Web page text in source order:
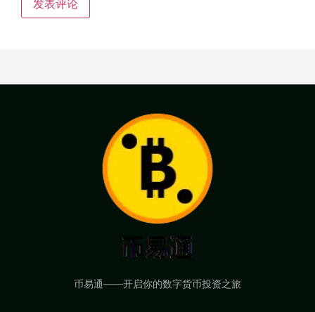
币易通——开启你的数字货币投资之旅